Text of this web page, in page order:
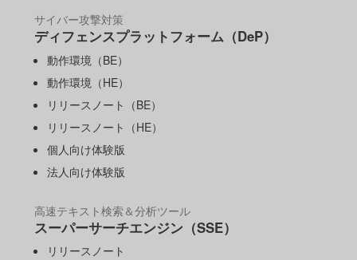
サイバー攻撃対策
ディフェンスプラットフォーム（DeP）
動作環境（BE）
動作環境（HE）
リリースノート（BE）
リリースノート（HE）
個人向け体験版
法人向け体験版
高速テキスト検索＆分析ツール
スーパーサーチエンジン（SSE）
リリースノート